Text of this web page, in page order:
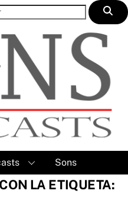
Sons
LA ETIQUETA: